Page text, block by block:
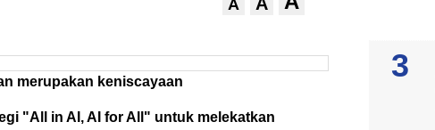
A
merupakan keniscayaan
"All in AI, AI for All" untuk melekatkan